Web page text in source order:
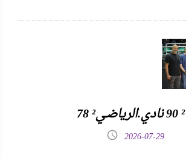
2026-07-29